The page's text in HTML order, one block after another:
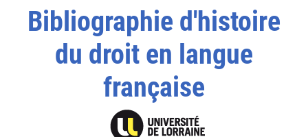
Bibliographie d'histoire
du droit en langue
française